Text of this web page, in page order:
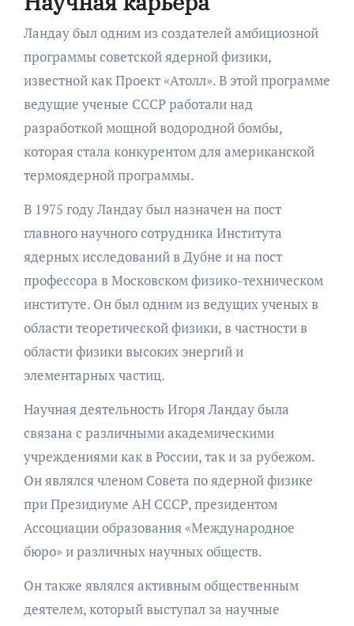
Ландау был одним из создателей амбициозной
программы советской ядерной физики,
известной как Проект «Атолл». В этой программе
ведущие ученые СССР работали над
разработкой мощной водородной бомбы,
которая стала конкурентом для американской
термоядерной программы.
В 1975 году Ландау был назначен на пост
главного научного сотрудника Института
ядерных исследований в Дубне и на пост
профессора в Московском физико-техническом
институте. Он был одним из ведущих ученых в
области теоретической физики, в частности в
области физики высоких энергий и
элементарных частиц.
Научная деятельность Игоря Ландау была
связана с различными академическими
учреждениями как в России, так и за рубежом.
Он являлся членом Совета по ядерной физике
при Президиуме АН СССР, президентом
Ассоциации образования «Международное
бюро» и различных научных обществ.
Он также являлся активным общественным
деятелем, который выступал за научные